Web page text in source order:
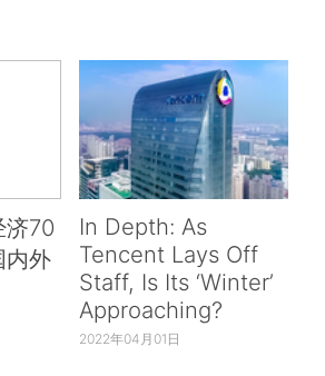
济70
内外
In Depth: As
Tencent Lays Off
Staff, Is Its ‘Winter’
Approaching?
2022年04月01日